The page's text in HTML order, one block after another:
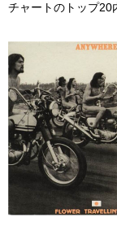
チャートのトップ20